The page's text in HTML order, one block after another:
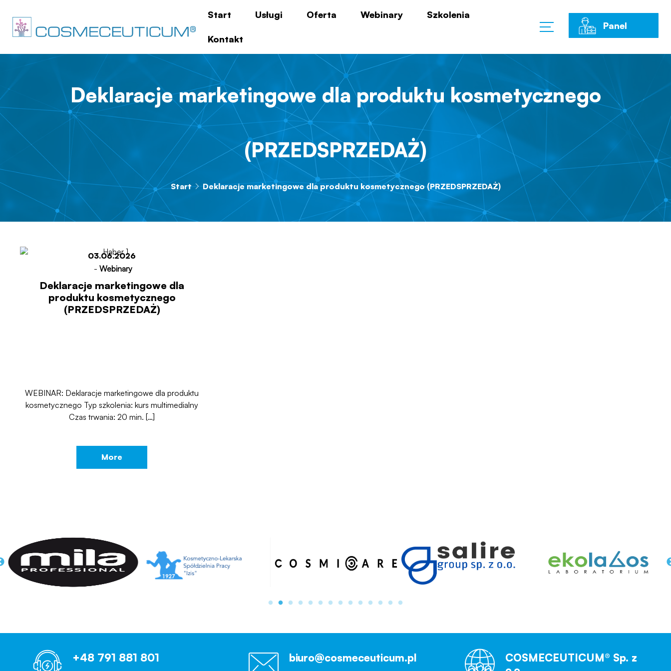
Start Usługi Oferta Webinary Szkolenia
Kontakt
Panel
Deklaracje marketingowe dla produktu kosmetycznego
(PRZEDSPRZEDAŻ)
Start Deklaracje marketingowe dla produktu kosmetycznego (PRZEDSPRZEDAŻ)
03.06.2026
- Webinary
Deklaracje marketingowe dla
produktu kosmetycznego
(PRZEDSPRZEDAŻ)
WEBINAR: Deklaracje marketingowe dla produktu
kosmetycznego Typ szkolenia: kurs multimedialny
Czas trwania: 20 min. […]
More
+48 791 881 801 biuro@cosmeceuticum.pl
COSMECEUTICUM® Sp. z